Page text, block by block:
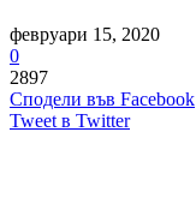
февруари 15, 2020
0
2897
Сподели във Facebook
Tweet в Twitter